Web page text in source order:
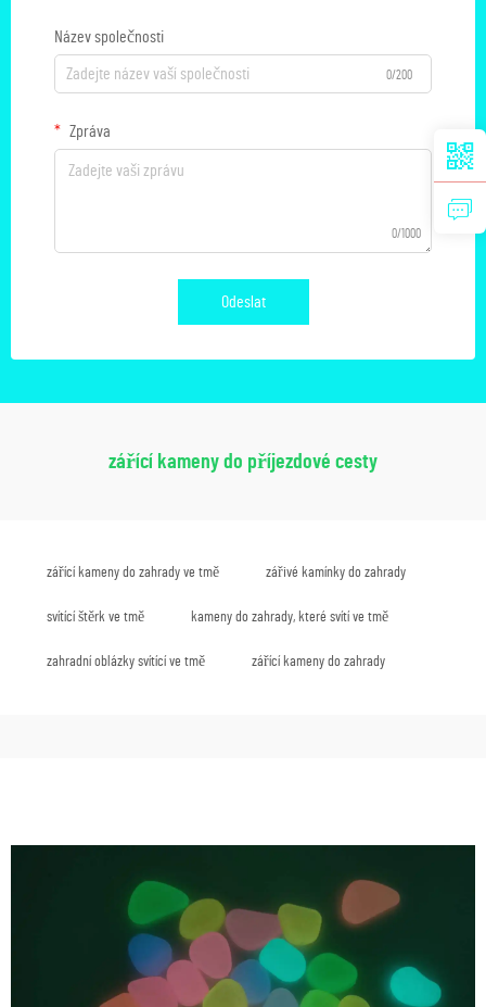
Název společnosti
0/200
Zpráva
0/1000
Odeslat
zářící kameny do příjezdové cesty
zářící kameny do zahrady ve tmě zářivé kamínky do zahrady
svítící štěrk ve tmě kameny do zahrady, které svítí ve tmě
zahradní oblázky svítící ve tmě zářící kameny do zahrady